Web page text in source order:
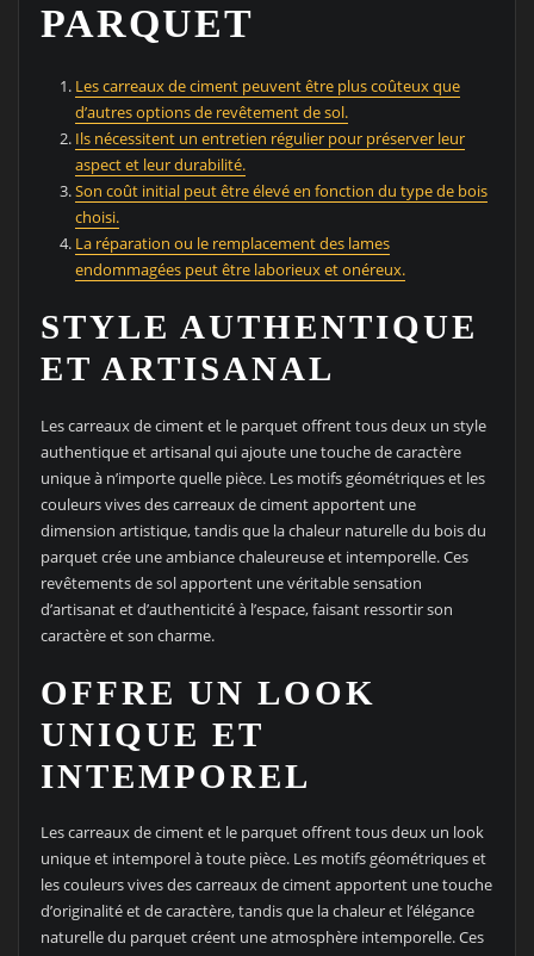
PARQUET
Les carreaux de ciment peuvent être plus coûteux que
d’autres options de revêtement de sol.
Ils nécessitent un entretien régulier pour préserver leur
aspect et leur durabilité.
Son coût initial peut être élevé en fonction du type de bois
choisi.
La réparation ou le remplacement des lames
endommagées peut être laborieux et onéreux.
STYLE AUTHENTIQUE
ET ARTISANAL
Les carreaux de ciment et le parquet offrent tous deux un style
authentique et artisanal qui ajoute une touche de caractère
unique à n’importe quelle pièce. Les motifs géométriques et les
couleurs vives des carreaux de ciment apportent une
dimension artistique, tandis que la chaleur naturelle du bois du
parquet crée une ambiance chaleureuse et intemporelle. Ces
revêtements de sol apportent une véritable sensation
d’artisanat et d’authenticité à l’espace, faisant ressortir son
caractère et son charme.
OFFRE UN LOOK
UNIQUE ET
INTEMPOREL
Les carreaux de ciment et le parquet offrent tous deux un look
unique et intemporel à toute pièce. Les motifs géométriques et
les couleurs vives des carreaux de ciment apportent une touche
d’originalité et de caractère, tandis que la chaleur et l’élégance
naturelle du parquet créent une atmosphère intemporelle. Ces